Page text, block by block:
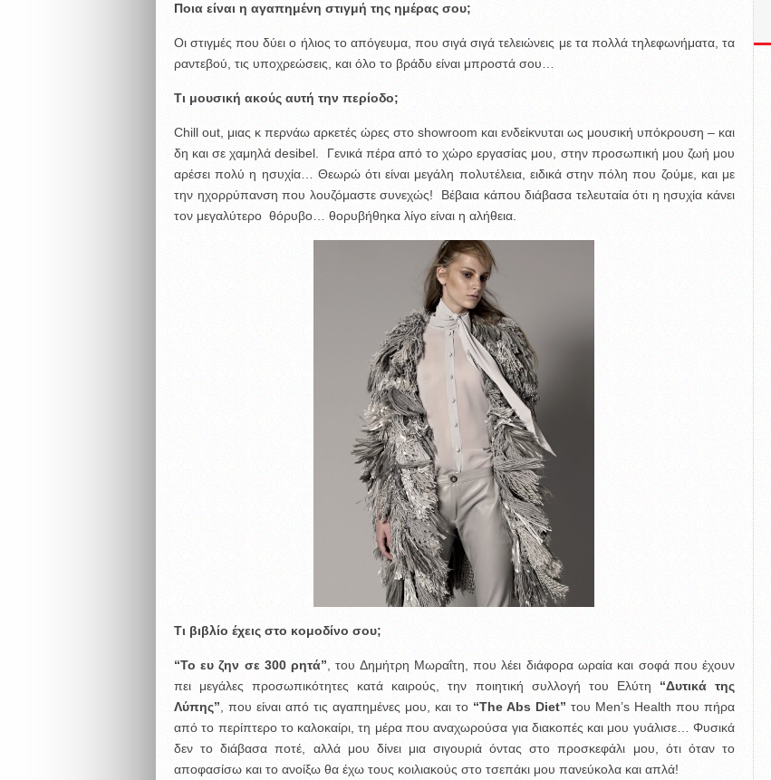
Ποια είναι η αγαπημένη στιγμή της ημέρας σου;
Οι στιγμές που δύει ο ήλιος το απόγευμα, που σιγά σιγά τελειώνεις με τα πολλά τηλεφωνήματα, τα
ραντεβού, τις υποχρεώσεις, και όλο το βράδυ είναι μπροστά σου…
Τι μουσική ακούς αυτή την περίοδο;
Chill out, μιας κ περνάω αρκετές ώρες στο showroom και ενδείκνυται ως μουσική υπόκρουση – και
δη και σε χαμηλά desibel. Γενικά πέρα από το χώρο εργασίας μου, στην προσωπική μου ζωή μου
αρέσει πολύ η ησυχία… Θεωρώ ότι είναι μεγάλη πολυτέλεια, ειδικά στην πόλη που ζούμε, και με
την ηχορρύπανση που λουζόμαστε συνεχώς! Βέβαια κάπου διάβασα τελευταία ότι η ησυχία κάνει
τον μεγαλύτερο θόρυβο… θορυβήθηκα λίγο είναι η αλήθεια.
Τι βιβλίο έχεις στο κομοδίνο σου;
“Το ευ ζην σε 300 ρητά” , του Δημήτρη Μωραΐτη, που λέει διάφορα ωραία και σοφά που έχουν
πει μεγάλες προσωπικότητες κατά καιρούς, την ποιητική συλλογή του Ελύτη “Δυτικά της
Λύπης” , που είναι από τις αγαπημένες μου, και το “The Abs Diet” του Men’s Health που πήρα
από το περίπτερο το καλοκαίρι, τη μέρα που αναχωρούσα για διακοπές και μου γυάλισε… Φυσικά
δεν το διάβασα ποτέ, αλλά μου δίνει μια σιγουριά όντας στο προσκεφάλι μου, ότι όταν το
αποφασίσω και το ανοίξω θα έχω τους κοιλιακούς στο τσεπάκι μου πανεύκολα και απλά!